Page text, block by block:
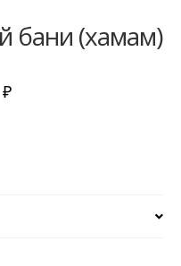
бани (хамам)
₽